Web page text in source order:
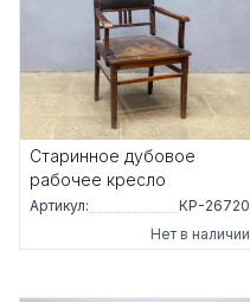
Старинное дубовое
рабочее кресло
Артикул:
КР-26720
Нет в наличии